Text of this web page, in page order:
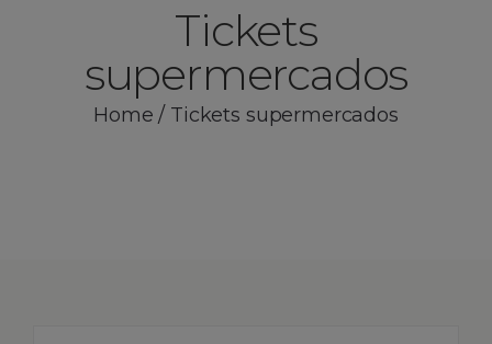
Tickets
supermercados
Home / Tickets supermercados